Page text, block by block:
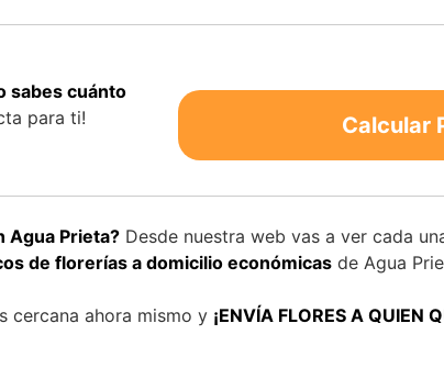
sabes cuánto
para ti! Calcular
Agua Prieta?Desde nuestra web vas a ver cada
de florerías a domicilio económicas de Agua
cercana ahora mismo y ¡ENVÍA FLORES A QUIEN